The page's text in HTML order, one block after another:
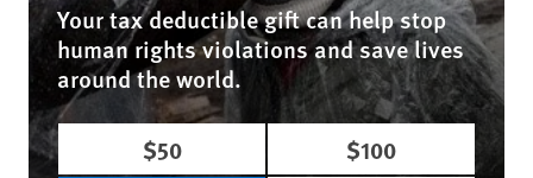
Your tax deductible gift can help stop
human rights violations and save lives
around the world.
$50
$100